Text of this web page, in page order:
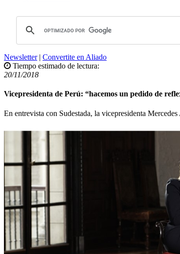
Newsletter| Convertite en Aliado
Tiempo estimado de lectura:
20/11/2018
Vicepresidenta de Perú: “hacemos un pedido de
En entrevista con Sudestada, la vicepresidenta